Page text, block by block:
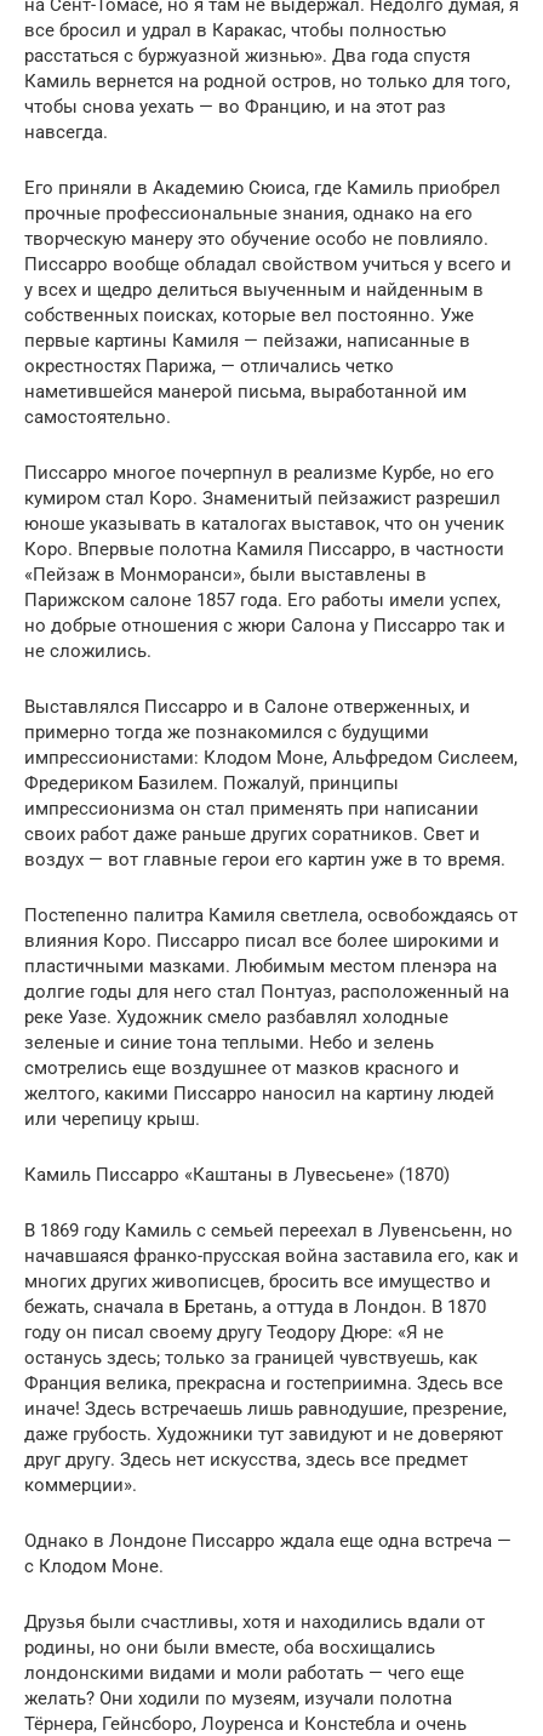
на Сент-Томасе, но я там не выдержал. Недолго думая, я
все бросил и удрал в Каракас, чтобы полностью
расстаться с буржуазной жизнью». Два года спустя
Камиль вернется на родной остров, но только для того,
чтобы снова уехать — во Францию, и на этот раз
навсегда.
Его приняли в Академию Сюиса, где Камиль приобрел
прочные профессиональные знания, однако на его
творческую манеру это обучение особо не повлияло.
Писсарро вообще обладал свойством учиться у всего и
у всех и щедро делиться выученным и найденным в
собственных поисках, которые вел постоянно. Уже
первые картины Камиля — пейзажи, написанные в
окрестностях Парижа, — отличались четко
наметившейся манерой письма, выработанной им
самостоятельно.
Писсарро многое почерпнул в реализме Курбе, но его
кумиром стал Коро. Знаменитый пейзажист разрешил
юноше указывать в каталогах выставок, что он ученик
Коро. Впервые полотна Камиля Писсарро, в частности
«Пейзаж в Монморанси», были выставлены в
Парижском салоне 1857 года. Его работы имели успех,
но добрые отношения с жюри Салона у Писсарро так и
не сложились.
Выставлялся Писсарро и в Салоне отверженных, и
примерно тогда же познакомился с будущими
импрессионистами: Клодом Моне, Альфредом Сислеем,
Фредериком Базилем. Пожалуй, принципы
импрессионизма он стал применять при написании
своих работ даже раньше других соратников. Свет и
воздух — вот главные герои его картин уже в то время.
Постепенно палитра Камиля светлела, освобождаясь от
влияния Коро. Писсарро писал все более широкими и
пластичными мазками. Любимым местом пленэра на
долгие годы для него стал Понтуаз, расположенный на
реке Уазе. Художник смело разбавлял холодные
зеленые и синие тона теплыми. Небо и зелень
смотрелись еще воздушнее от мазков красного и
желтого, какими Писсарро наносил на картину людей
или черепицу крыш.
Камиль Писсарро «Каштаны в Лувесьене» (1870)
В 1869 году Камиль с семьей переехал в Лувенсьенн, но
начавшаяся франко-прусская война заставила его, как и
многих других живописцев, бросить все имущество и
бежать, сначала в Бретань, а оттуда в Лондон. В 1870
году он писал своему другу Теодору Дюре: «Я не
останусь здесь; только за границей чувствуешь, как
Франция велика, прекрасна и гостеприимна. Здесь все
иначе! Здесь встречаешь лишь равнодушие, презрение,
даже грубость. Художники тут завидуют и не доверяют
друг другу. Здесь нет искусства, здесь все предмет
коммерции».
Однако в Лондоне Писсарро ждала еще одна встреча —
с Клодом Моне.
Друзья были счастливы, хотя и находились вдали от
родины, но они были вместе, оба восхищались
лондонскими видами и моли работать — чего еще
желать? Они ходили по музеям, изучали полотна
Тёрнера, Гейнсборо, Лоуренса и Констебла и очень